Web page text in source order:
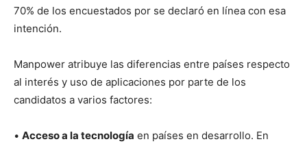
70% de los encuestados por se declaró en línea con esa
intención.
Manpower atribuye las diferencias entre países respecto
al interés y uso de aplicaciones por parte de los
candidatos a varios factores:
• Acceso a la tecnología en países en desarrollo. En